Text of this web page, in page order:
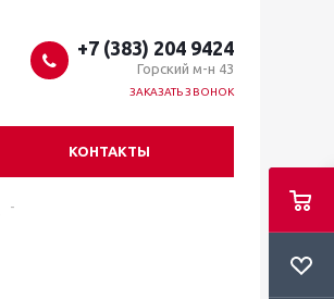
+7 (383) 204 9424
Горский м-н 43
ЗАКАЗАТЬ ЗВОНОК
КОНТАКТЫ
-